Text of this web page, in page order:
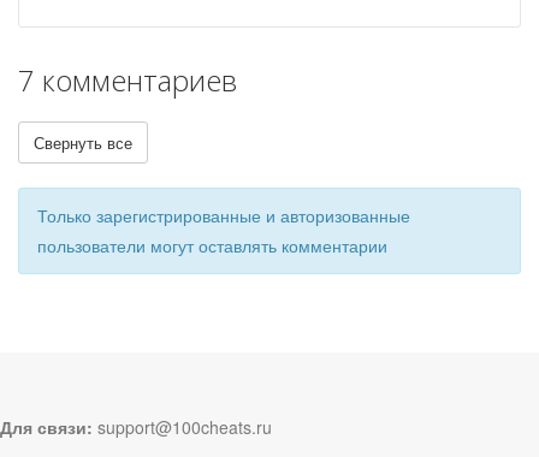
7 комментариев
Свернуть все
Только зарегистрированные и авторизованные
пользователи могут оставлять комментарии
Для связи: support@100cheats.ru